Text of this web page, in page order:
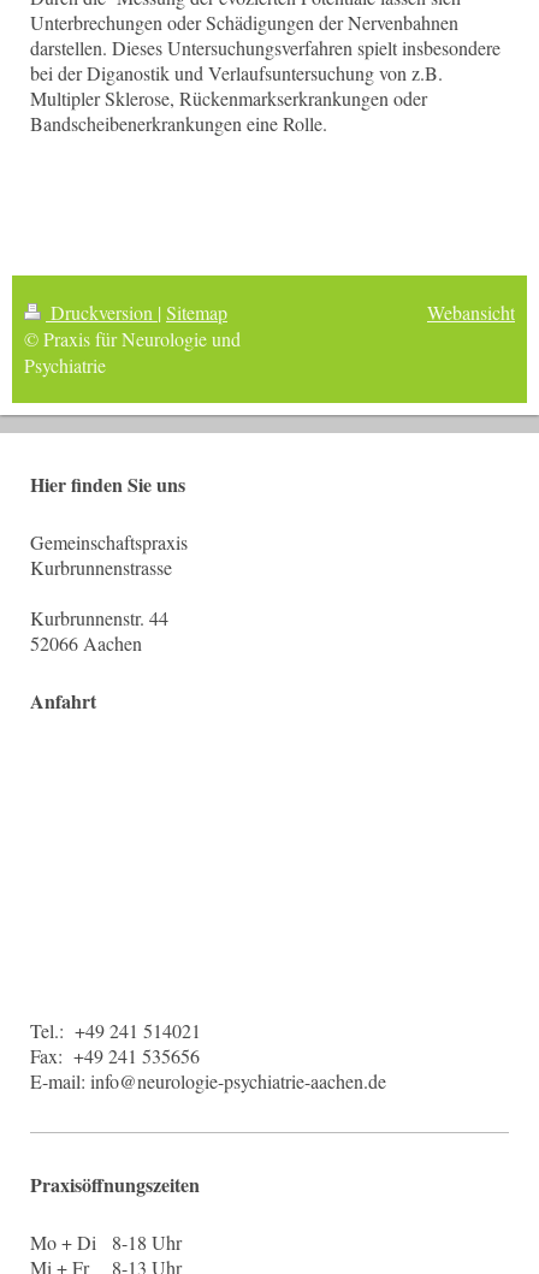
Unterbrechungen oder Schädigungen der Nervenbahnen
darstellen. Dieses Untersuchungsverfahren spielt insbesondere
bei der Diganostik und Verlaufsuntersuchung von z.B.
Multipler Sklerose, Rückenmarkserkrankungen oder
Bandscheibenerkrankungen eine Rolle.
Druckversion | Sitemap
© Praxis für Neurologie und
Psychiatrie
Webansicht
Hier finden Sie uns
Gemeinschaftspraxis
Kurbrunnenstrasse
Kurbrunnenstr. 44
52066 Aachen
Anfahrt
Tel.: +49 241 514021
Fax: +49 241 535656
E-mail: info@neurologie-psychiatrie-aachen.de
Praxisöffnungszeiten
Mo + Di 8-18 Uhr
Mi + Fr 8-13 Uhr